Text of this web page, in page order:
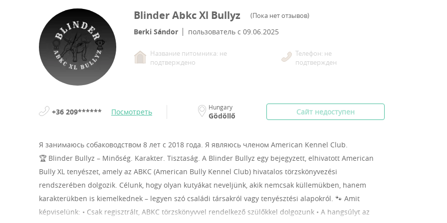
Blinder Abkc Xl Bullyz (Пока нет отзывов)
Berki Sándor пользователь с 09.06.2025
Название питомника: не
подтверждено
Телефон: не
подтвержден
+36 209****** Посмотреть Hungary
Gödöllő Сайт недоступен
Я занимаюсь собаководством 8 лет с 2018 года. Я являюсь членом American Kennel Club.
🏆 Blinder Bullyz – Minőség. Karakter. Tisztaság. A Blinder Bullyz egy bejegyzett, elhivatott American
Bully XL tenyészet, amely az ABKC (American Bully Kennel Club) hivatalos törzskönyvezési
rendszerében dolgozik. Célunk, hogy olyan kutyákat neveljünk, akik nemcsak küllemükben, hanem
karakterükben is kiemelkednek – legyen szó családi társakról vagy tenyésztési alapokról. 🐾 Amit
képviselünk: • Csak regisztrált, ABKC törzskönyvvel rendelkező szülőkkel dolgozunk • A hangsúlyt az